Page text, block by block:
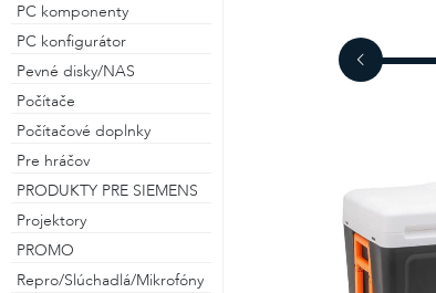
PC komponenty
PC konfigurátor
Pevné disky/NAS
Počítače
Počítačové doplnky
Pre hráčov
PRODUKTY PRE SIEMENS
Projektory
PROMO
Repro/Slúchadlá/Mikrofóny